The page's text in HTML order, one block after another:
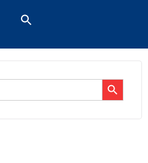
Search Button